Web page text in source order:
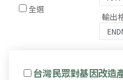
全選
輸出
台灣民眾對基因改造